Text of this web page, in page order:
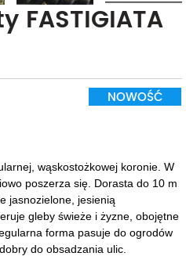
FASTIGIATA
NOWOŚĆ
wąskostożkowej koronie. W
poszerza się. Dorasta do 10 m
jasnozielone, jesienią
gleby świeże i żyzne, obojętne
forma pasuje do ogrodów
do obsadzania ulic.